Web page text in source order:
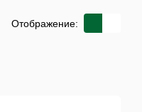
Отображение: